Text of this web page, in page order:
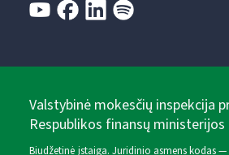
Valstybinė mokesčių inspekcija
Respublikos finansų ministerijos
Biudžetinė įstaiga. Juridinio asmens kodas —